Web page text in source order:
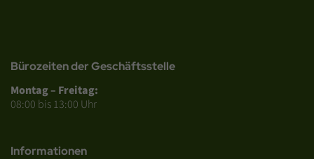
Bürozeiten der Geschäftsstelle
Montag – Freitag:
08:00 bis 13:00 Uhr
Informationen